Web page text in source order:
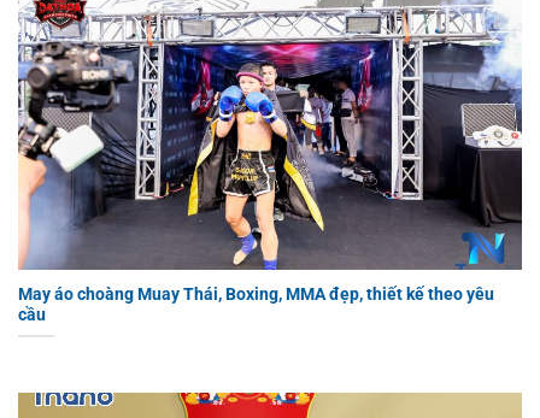
May áo choàng Muay Thái, Boxing, MMA đẹp, thiết kế theo yêu
cầu